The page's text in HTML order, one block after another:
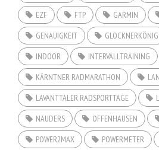
EZF
FTP GARMIN
GENAUIGKEIT
GLOCKNERKÖNIG
INDOOR
INTERVALLTRAINING
KÄRNTNER RADMARATHON
LAVANTTALER RADSPORTTAGE
NAUDERS
OFFENHAUSEN
POWER2MAX
POWERMETER